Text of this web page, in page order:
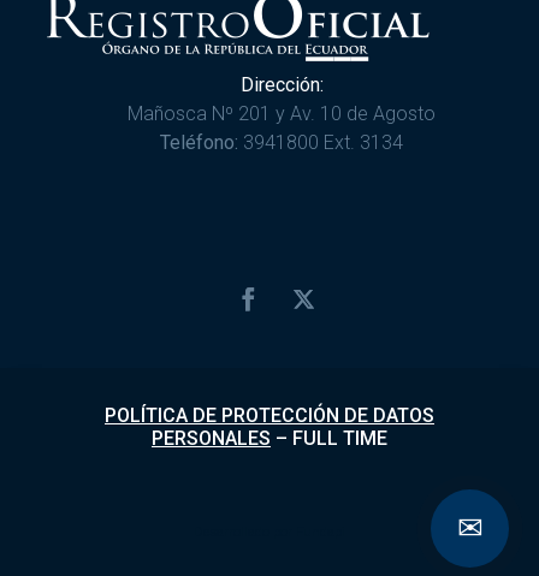
Dirección:
Mañosca Nº 201 y Av. 10 de Agosto
Teléfono: 3941800 Ext. 3134
POLÍTICA DE PROTECCIÓN DE DATOS
PERSONALES – FULL TIME
✉